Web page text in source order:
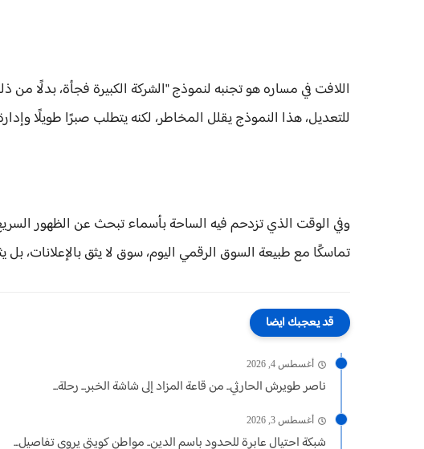
اللافت في مساره هو تجنبه لنموذج "الشركة الكبيرة فجأة، بدلًا من
للتعديل، هذا النموذج يقلل المخاطر، لكنه يتطلب صبرًا طويلًا
وفي الوقت الذي تزدحم فيه الساحة بأسماء تبحث عن الظهور
تماسكًا مع طبيعة السوق الرقمي اليوم، سوق لا يثق بالإعلانات،
قد يعجبك ايضا
أغسطس 4, 2026
ناصر طويرش الحارثي.. من قاعة المزاد إلى شاشة الخبر... رحلة...
أغسطس 3, 2026
شبكة احتيال عابرة للحدود باسم الدين.. مواطن كويتي يروي تفاصيل...